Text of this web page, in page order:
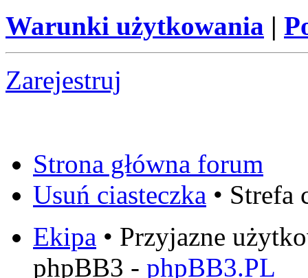
Warunki użytkowania |
Zarejestruj
Strona główna forum
Usuń ciasteczka •
Ekipa • Przyjazne
phpBB3 - phpBB3.PL